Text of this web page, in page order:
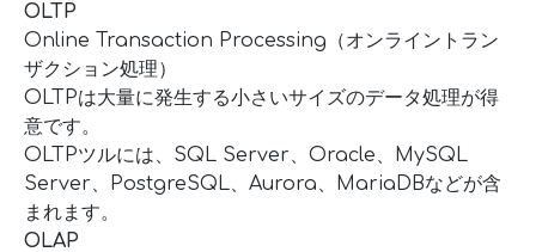
OLTP
Online Transaction Processing（オンライントラン
ザクション処理）
OLTPは大量に発生する小さいサイズのデータ処理が得
意です。
OLTPツルには、SQL Server、Oracle、MySQL
Server、PostgreSQL、Aurora、MariaDBなどが含
まれます。
OLAP